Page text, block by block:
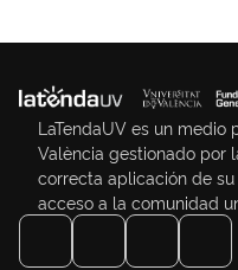
LaTendaUV es un
València gestionado por
correcta aplicación de
acceso a la comunidad